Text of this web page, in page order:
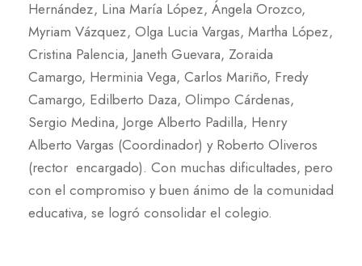
Hernández, Lina María López, Ángela Orozco,
Myriam Vázquez, Olga Lucia Vargas, Martha López,
Cristina Palencia, Janeth Guevara, Zoraida
Camargo, Herminia Vega, Carlos Mariño, Fredy
Camargo, Edilberto Daza, Olimpo Cárdenas,
Sergio Medina, Jorge Alberto Padilla, Henry
Alberto Vargas (Coordinador) y Roberto Oliveros
(rector encargado). Con muchas dificultades, pero
con el compromiso y buen ánimo de la comunidad
educativa, se logró consolidar el colegio.